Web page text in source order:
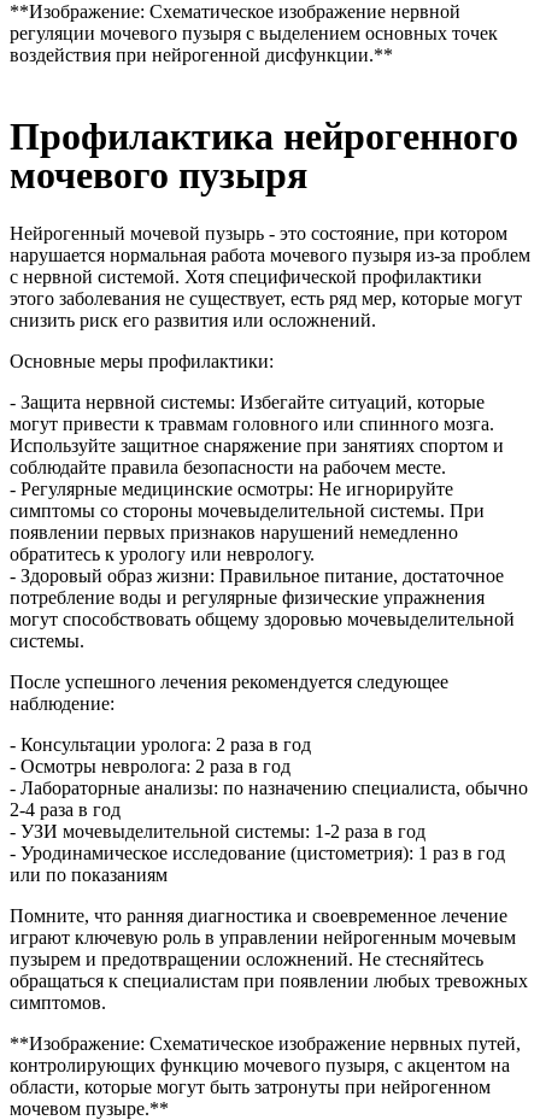
**Изображение: Схематическое изображение нервной
регуляции мочевого пузыря с выделением основных точек
воздействия при нейрогенной дисфункции.**
Профилактика нейрогенного
мочевого пузыря
Нейрогенный мочевой пузырь - это состояние, при котором
нарушается нормальная работа мочевого пузыря из-за проблем
с нервной системой. Хотя специфической профилактики
этого заболевания не существует, есть ряд мер, которые могут
снизить риск его развития или осложнений.
Основные меры профилактики:
- Защита нервной системы: Избегайте ситуаций, которые
могут привести к травмам головного или спинного мозга.
Используйте защитное снаряжение при занятиях спортом и
соблюдайте правила безопасности на рабочем месте.
- Регулярные медицинские осмотры: Не игнорируйте
симптомы со стороны мочевыделительной системы. При
появлении первых признаков нарушений немедленно
обратитесь к урологу или неврологу.
- Здоровый образ жизни: Правильное питание, достаточное
потребление воды и регулярные физические упражнения
могут способствовать общему здоровью мочевыделительной
системы.
После успешного лечения рекомендуется следующее
наблюдение:
- Консультации уролога: 2 раза в год
- Осмотры невролога: 2 раза в год
- Лабораторные анализы: по назначению специалиста, обычно
2-4 раза в год
- УЗИ мочевыделительной системы: 1-2 раза в год
- Уродинамическое исследование (цистометрия): 1 раз в год
или по показаниям
Помните, что ранняя диагностика и своевременное лечение
играют ключевую роль в управлении нейрогенным мочевым
пузырем и предотвращении осложнений. Не стесняйтесь
обращаться к специалистам при появлении любых тревожных
симптомов.
**Изображение: Схематическое изображение нервных путей,
контролирующих функцию мочевого пузыря, с акцентом на
области, которые могут быть затронуты при нейрогенном
мочевом пузыре.**